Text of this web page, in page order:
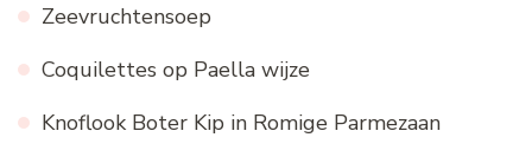
Zeevruchtensoep
Coquilettes op Paella wijze
Knoflook Boter Kip in Romige Parmezaan